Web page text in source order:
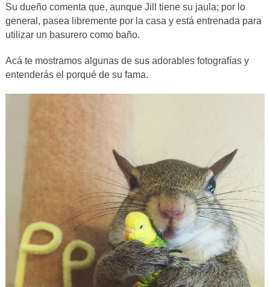
Su dueño comenta que, aunque Jill tiene su jaula; por lo
general, pasea libremente por la casa y está entrenada para
utilizar un basurero como baño.
Acá te mostramos algunas de sus adorables fotografías y
entenderás el porqué de su fama.